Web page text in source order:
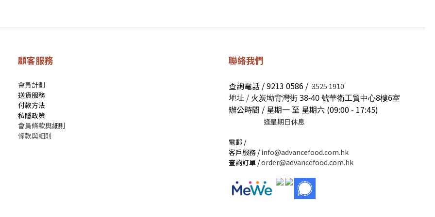
顧客服務
會員計劃
送貨服務
付款方法
私隱政策
會員條款與細則
條款與細則
聯絡我們
查詢電話 / 9213 0586 / 3525 1910
地址 / 火炭坳背灣街 38-40 號華衛工貿中心8樓6室
辦公時間 / 星期一 至 星期六 (09:00 - 17:45)
逢星期日休息
電郵 /
客戶服務 /info@advancefood.com.hk
查詢訂單 /order@advancefood.com.hk